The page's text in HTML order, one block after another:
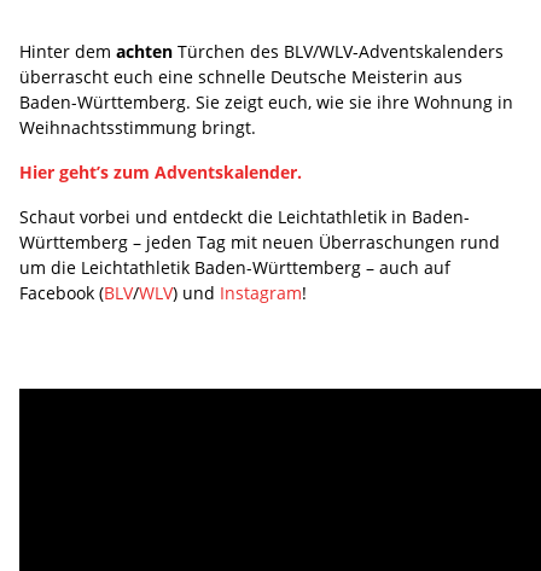
Hinter dem achten Türchen des BLV/WLV-Adventskalenders
überrascht euch eine schnelle Deutsche Meisterin aus
Baden-Württemberg. Sie zeigt euch, wie sie ihre Wohnung in
Weihnachtsstimmung bringt.
Hier geht’s zum Adventskalender.
Schaut vorbei und entdeckt die Leichtathletik in Baden-
Württemberg – jeden Tag mit neuen Überraschungen rund
um die Leichtathletik Baden-Württemberg – auch auf
Facebook (BLV/WLV) und Instagram!